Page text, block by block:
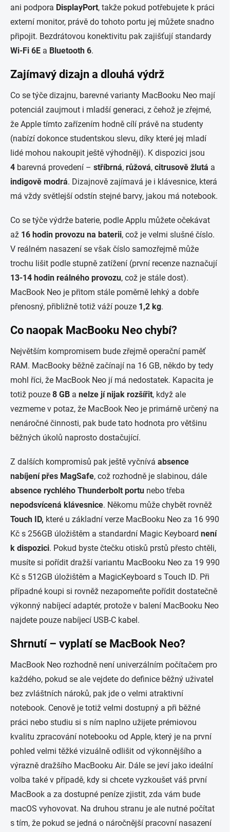
ani podpora DisplayPort, takže pokud potřebujete k práci
externí monitor, právě do tohoto portu jej můžete snadno
připojit. Bezdrátovou konektivitu pak zajišťují standardy
Wi-Fi 6E a Bluetooth 6.
Zajímavý dizajn a d louhá výdrž
Co se týče dizajnu, barevné varianty MacBooku Neo mají
potenciál zaujmout i mladší generaci, z čehož je zřejmé,
že Apple tímto zařízením hodně cílí právě na studenty
(nabízí dokonce studentskou slevu, díky které jej mladí
lidé mohou nakoupit ještě výhodněji). K dispozici jsou
4 barevná provedení – stříbrná, růžová, citrusově žlutá a
indigově modrá. Dizajnově zajímavá je i klávesnice, která
má vždy světlejší odstín stejné barvy, jakou má notebook.
Co se týče výdrže baterie, podle Applu můžete očekávat
až 16 hodin provozu na baterii, což je velmi slušné číslo.
V reálném nasazení se však číslo samozřejmě může
trochu lišit podle stupně zatížení (první recenze naznačují
13-14 hodin reálného provozu, což je stále dost).
MacBook Neo je přitom stále poměrně lehký a dobře
přenosný, přibližně totiž váží pouze 1,2 kg.
Co naopak MacBooku Neo chybí?
Největším kompromisem bude zřejmě operační paměť
RAM. MacBooky běžně začínají na 16 GB, někdo by tedy
mohl říci, že MacBook Neo jí má nedostatek. Kapacita je
totiž pouze 8 GB a nelze jí nijak rozšířit, když ale
vezmeme v potaz, že MacBook Neo je primárně určený na
nenáročné činnosti, pak bude tato hodnota pro většinu
běžných úkolů naprosto dostačující.
Z dalších kompromisů pak ještě vyčnívá absence
nabíjení přes MagSafe, což rozhodně je slabinou, dále
absence rychlého Thunderbolt portu nebo třeba
nepodsvícená klávesnice. Někomu může chybět rovněž
Touch ID, které u základní verze MacBooku Neo za 16 990
Kč s 256GB úložištěm a standardní Magic Keyboard není
k dispozici. Pokud byste čtečku otisků prstů přesto chtěli,
musíte si pořídit dražší variantu MacBooku Neo za 19 990
Kč s 512GB úložištěm a MagicKeyboard s Touch ID. Při
případné koupi si rovněž nezapomeňte pořídit dostatečně
výkonný nabíjecí adaptér, protože v balení MacBooku Neo
najdete pouze nabíjecí USB-C kabel.
Shrnutí – vyplatí se MacBook Neo?
MacBook Neo rozhodně není univerzálním počítačem pro
každého, pokud se ale vejdete do definice běžný uživatel
bez zvláštních nároků, pak jde o velmi atraktivní
notebook. Cenově je totiž velmi dostupný a při běžné
práci nebo studiu si s ním naplno užijete prémiovou
kvalitu zpracování notebooku od Apple, který je na první
pohled velmi těžké vizuálně odlišit od výkonnějšího a
výrazně dražšího MacBooku Air. Dále se jeví jako ideální
volba také v případě, kdy si chcete vyzkoušet váš první
MacBook a za dostupné peníze zjistit, zda vám bude
macOS vyhovovat. Na druhou stranu je ale nutné počítat
s tím, že pokud se jedná o náročnější pracovní nasazení